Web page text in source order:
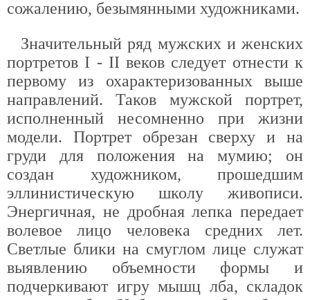
сожалению, безымянными художниками.
Значительный ряд мужских и женских
портретов I - II веков следует отнести к
первому из охарактеризованных выше
направлений. Таков мужской портрет,
исполненный несомненно при жизни
модели. Портрет обрезан сверху и на
груди для положения на мумию; он
создан художником, прошедшим
эллинистическую школу живописи.
Энергичная, не дробная лепка передает
волевое лицо человека средних лет.
Светлые блики на смуглом лице служат
выявлению объемности формы и
подчеркивают игру мышц лба, складок